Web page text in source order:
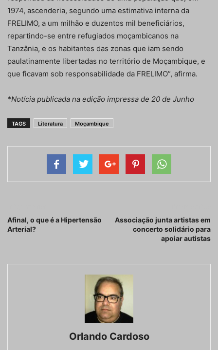
1974, ascenderia, segundo uma estimativa interna da
FRELIMO, a um milhão e duzentos mil beneficiários,
repartindo-se entre refugiados moçambicanos na
Tanzânia, e os habitantes das zonas que iam sendo
paulatinamente libertadas no território de Moçambique, e
que ficavam sob responsabilidade da FRELIMO”, afirma.
*Notícia publicada na edição impressa de 20 de Junho
TAGS Literatura Moçambique
Afinal, o que é a Hipertensão
Arterial?
Associação junta artistas em
concerto solidário para
apoiar autistas
Orlando Cardoso